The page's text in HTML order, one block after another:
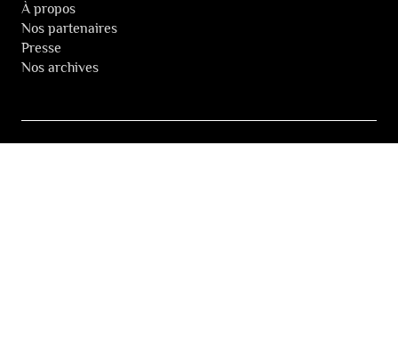
À propos
Nos partenaires
Presse
Nos archives